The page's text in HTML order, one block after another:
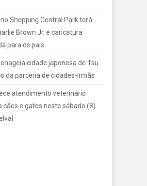
no Shopping Central Park terá
Brown Jr. e caricatura
para os pais
cidade japonesa de Tsu
da parceria de cidades-irmãs
atendimento veterinário
cães e gatos neste sábado (8)